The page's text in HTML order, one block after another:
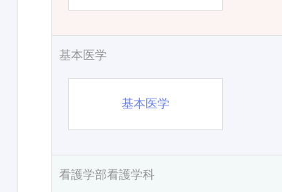
基本医学
基本医学
看護学部看護学科